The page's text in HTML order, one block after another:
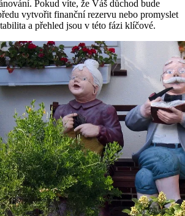
Pokud víte, že Váš důchod bude
vytvořit finanční rezervu nebo promyslet
a přehled jsou v této fázi klíčové.